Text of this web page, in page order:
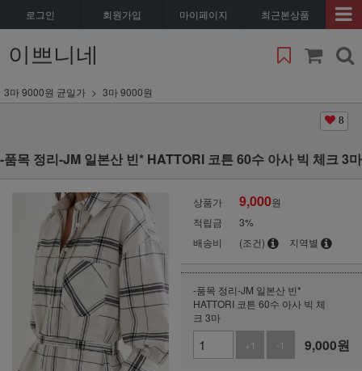
로그인 회원가입 마이페이지 최근본상품
이쁘니네
3마 9000원 균일가 3마 9000원
8
-품목 정리-JM 일본산 빈* HATTORI 코튼 60수 아사 빅 체크 3마
상품가 9,000원
적립금
3%
배송비
(조건) 지역별
-품목 정리-JM 일본산 빈*
HATTORI 코튼 60수 아사 빅 체
크 3마
+1
-1 9,000원